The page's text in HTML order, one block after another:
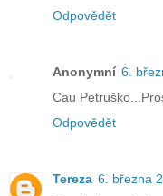
Odpovědět
Anonymní 6.
Cau
Odpovědět
Tereza 6. března